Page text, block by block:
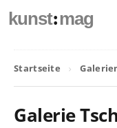
kunst:mag
Startseite
Galerie